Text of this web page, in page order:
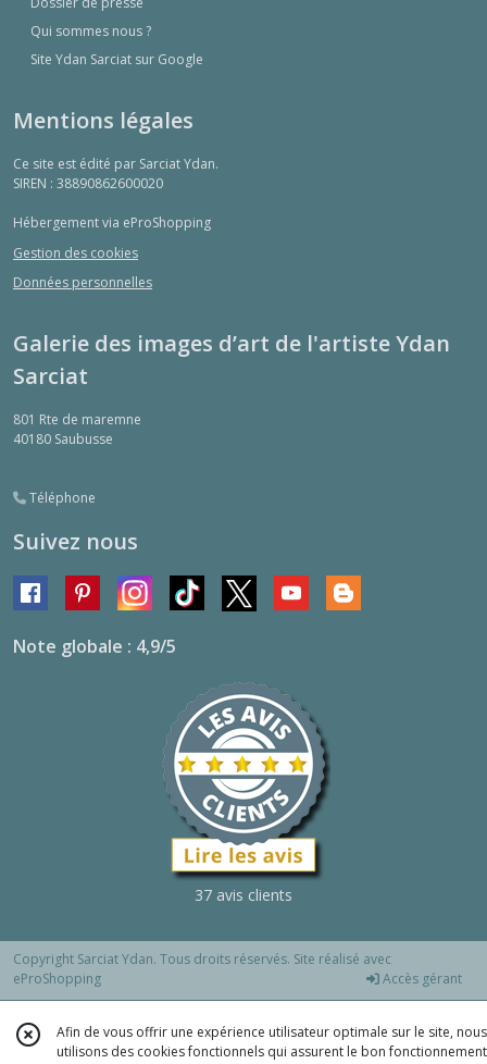
Qui sommes nous ?
Site Ydan Sarciat sur Google
Mentions légales
Ce site est édité par Sarciat Ydan.
SIREN : 38890862600020
Hébergement via eProShopping
Gestion des cookies
Données personnelles
Galerie des images d’art de l'artiste Ydan
Sarciat
801 Rte de maremne
40180 Saubusse
Téléphone
Suivez nous
Note globale : 4,9/5
37 avis clients
Copyright Sarciat Ydan. Tous droits réservés. Site réalisé avec
eProShopping
Accès gérant
Afin de vous offrir une expérience utilisateur optimale sur le site, nous
utilisons des cookies fonctionnels qui assurent le bon fonctionnement